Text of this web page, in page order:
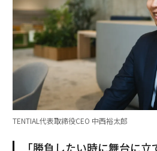
TENTIAL代表取締役CEO 中西裕太郎
「勝負したい時に舞台に